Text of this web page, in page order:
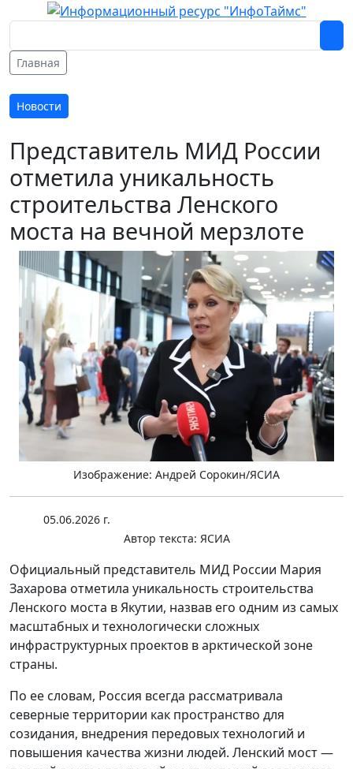
Главная
Новости
Представитель МИД России
отметила уникальность
строительства Ленского
моста на вечной мерзлоте
Изображение: Андрей Сорокин/ЯСИА
05.06.2026 г.
Автор текста: ЯСИА
Официальный представитель МИД России Мария
Захарова отметила уникальность строительства
Ленского моста в Якутии, назвав его одним из самых
масштабных и технологически сложных
инфраструктурных проектов в арктической зоне
страны.
По ее словам, Россия всегда рассматривала
северные территории как пространство для
созидания, внедрения передовых технологий и
повышения качества жизни людей. Ленский мост —